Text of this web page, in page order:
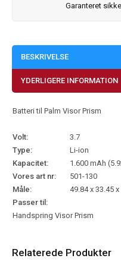
Garanteret
BESKRIVELSE
YDERLIGERE INFORMATION
Batteri til Palm Visor Prism
Volt:
3.7
Type:
Li-ion
Kapacitet:
1.600 mAh
Vores art nr:
501-130
Måle:
49.84 x 33.45
Passer til:
Handspring Visor Prism
Relaterede Produkter